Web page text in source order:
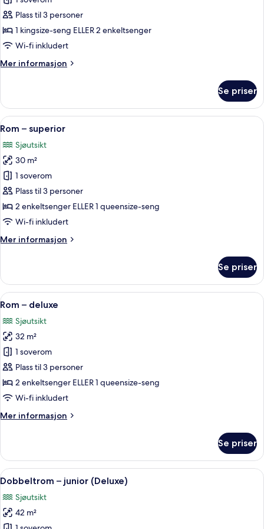
Signature
Double
Sea
Plass til 3 personer
1 kingsize-seng ELLER 2 enkeltsenger
Wi-fi inkludert
Mer informasjon
Mer
Double
Sea
View
Se priser
Åpne
alle
bildene
av
Rom
–
superior
Dundyner, minibar, safe på rommet
7
Rom – superior
Sjøutsikt
30 m²
1 soverom
Plass til 3 personer
2 enkeltsenger ELLER 1 queensize-seng
Wi-fi inkludert
Mer informasjon
Mer
–
superior
Se priser
Åpne
alle
bildene
av
Rom
–
deluxe
Rom – deluxe | Utsikt mot strand/hav
4
Rom – deluxe
Sjøutsikt
32 m²
1 soverom
Plass til 3 personer
2 enkeltsenger ELLER 1 queensize-seng
Wi-fi inkludert
Mer informasjon
Mer
–
deluxe
Se priser
Åpne
alle
bildene
av
Dobbeltrom – junior (Deluxe) | Utsikt
9
Dobbeltrom – junior (Deluxe)
Sjøutsikt
42 m²